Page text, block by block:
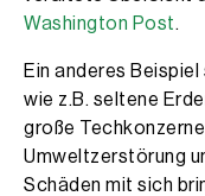
Washington Post.
Ein anderes
wie z.B. seltene
große
Umweltzerstörung
Schäden mit sich